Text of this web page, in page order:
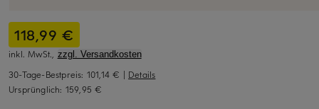
118,99 €
inkl. MwSt., zzgl. Versandkosten
30-Tage-Bestpreis: 101,14 € | Details
Ursprünglich: 159,95 €